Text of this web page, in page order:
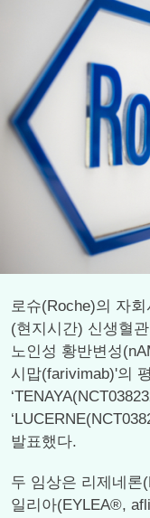
로슈(Roche)의 자
(현지시간) 신생혈
노인성 황반변성
시맙(farivimab)'의
발표했다.
두 임상은 리제네론
일리아(EYLEA®,